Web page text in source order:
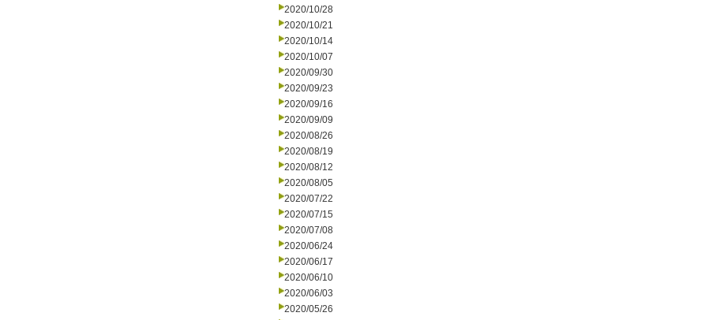
2020/10/28
2020/10/21
2020/10/14
2020/10/07
2020/09/30
2020/09/23
2020/09/16
2020/09/09
2020/08/26
2020/08/19
2020/08/12
2020/08/05
2020/07/22
2020/07/15
2020/07/08
2020/06/24
2020/06/17
2020/06/10
2020/06/03
2020/05/26